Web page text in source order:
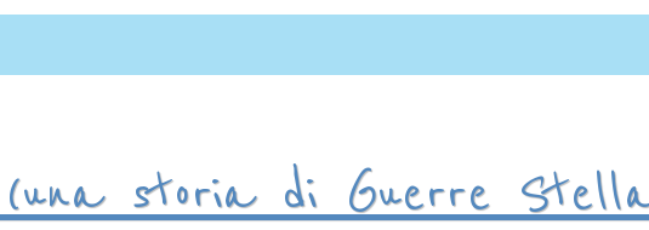
(una storia di Guerre